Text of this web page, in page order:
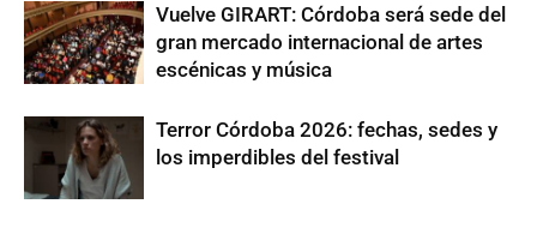
Vuelve GIRART: Córdoba será sede del
gran mercado internacional de artes
escénicas y música
Terror Córdoba 2026: fechas, sedes y
los imperdibles del festival